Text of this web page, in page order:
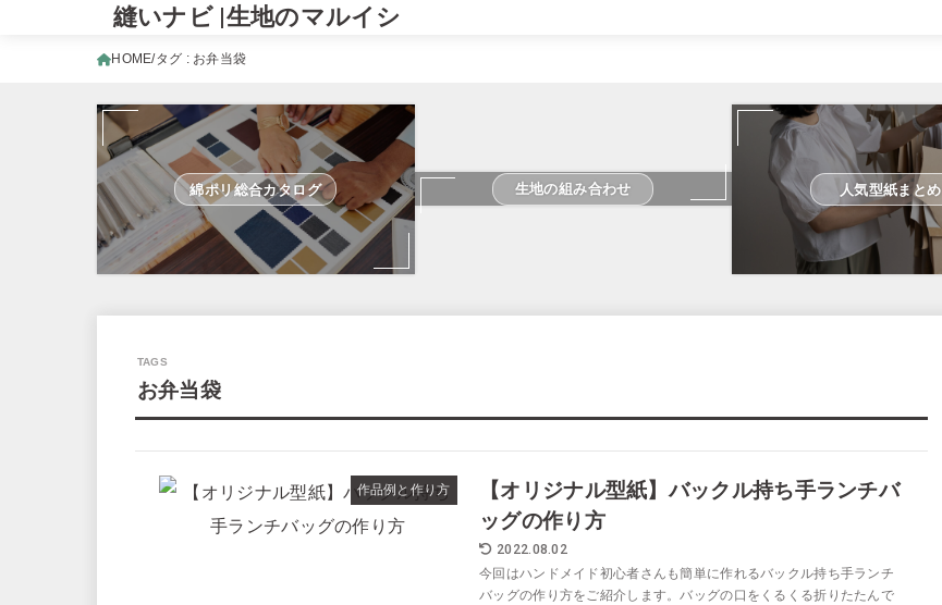
縫いナビ |生地のマルイシ
HOME タグ : お弁当袋
綿ポリ総合カタログ 生地の組み合わせ 人気型紙まとめ
お弁当袋
作品例と作り方
【オリジナル型紙】バックル持ち手ランチバ
ッグの作り方
2022.08.02
今回はハンドメイド初心者さんも簡単に作れるバックル持ち手ランチ
バッグの作り方をご紹介します。バッグの口をくるくる折りたたんで